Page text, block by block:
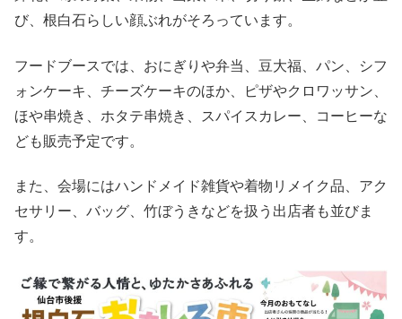
び、根白石らしい顔ぶれがそろっています。
フードブースでは、おにぎりや弁当、豆大福、パン、シフ
ォンケーキ、チーズケーキのほか、ピザやクロワッサン、
ほや串焼き、ホタテ串焼き、スパイスカレー、コーヒーな
ども販売予定です。
また、会場にはハンドメイド雑貨や着物リメイク品、アク
セサリー、バッグ、竹ぼうきなどを扱う出店者も並びま
す。